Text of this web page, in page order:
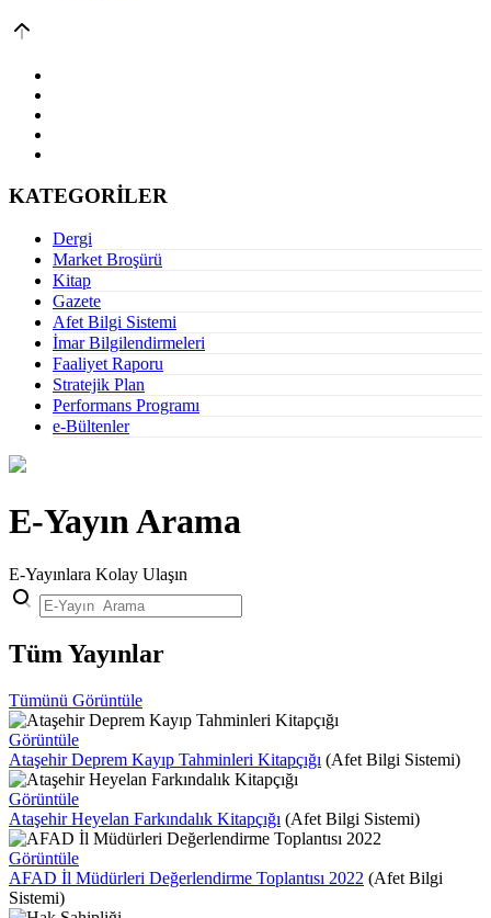
KATEGORİLER
Dergi
Market Broşürü
Kitap
Gazete
Afet Bilgi Sistemi
İmar Bilgilendirmeleri
Faaliyet Raporu
Stratejik Plan
Performans Programı
e-Bültenler
E-Yayın Arama
E-Yayınlara Kolay Ulaşın
Tüm Yayınlar
Tümünü Görüntüle
Görüntüle
Ataşehir Deprem Kayıp Tahminleri Kitapçığı (Afet Bilgi Sistemi)
Görüntüle
Ataşehir Heyelan Farkındalık Kitapçığı (Afet Bilgi Sistemi)
Görüntüle
AFAD İl Müdürleri Değerlendirme Toplantısı 2022 (Afet Bilgi
Sistemi)